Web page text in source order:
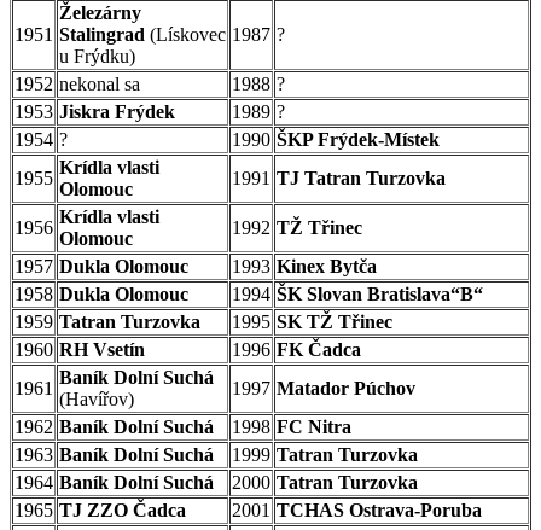
1951
Železárny
Stalingrad (Lískovec
u Frýdku)
1987 ?
1952 nekonal sa 1988 ?
1953 Jiskra Frýdek 1989 ?
1954 ? 1990 ŠKP Frýdek-Místek
1955
Krídla vlasti
Olomouc
1991 TJ Tatran Turzovka
1956
Krídla vlasti
Olomouc
1992 TŽ Třinec
1957 Dukla Olomouc 1993 Kinex Bytča
1958 Dukla Olomouc 1994 ŠK Slovan Bratislava“B“
1959 Tatran Turzovka 1995 SK TŽ Třinec
1960 RH Vsetín 1996 FK Čadca
1961
Baník Dolní Suchá
(Havířov)
1997 Matador Púchov
1962 Baník Dolní Suchá 1998 FC Nitra
1963 Baník Dolní Suchá 1999 Tatran Turzovka
1964 Baník Dolní Suchá 2000 Tatran Turzovka
1965 TJ ZZO Čadca 2001 TCHAS Ostrava-Poruba